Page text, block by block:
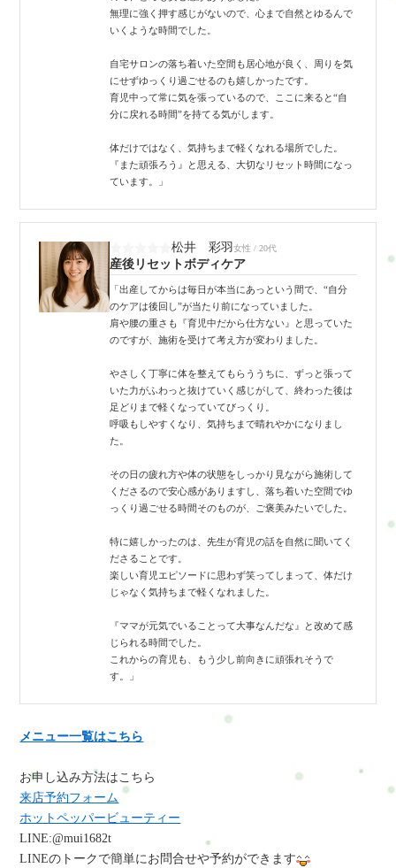
無理に強く押す感じがないので、心まで自然とゆるんで
いくような時間でした。
自宅サロンの落ち着いた空間も居心地が良く、周りを気
にせずゆっくり過ごせるのも嬉しかったです。
育児中って常に気を張っているので、ここに来ると“自
分に戻れる時間”を持てる気がします。
体だけではなく、気持ちまで軽くなれる場所でした。
『また頑張ろう』と思える、大切なリセット時間になっ
ています。」
松井 彩羽女性 / 20代
産後リセットボディケア
「出産してからは毎日が本当にあっという間で、“自分
のケアは後回し”が当たり前になっていました。
肩や腰の重さも『育児中だから仕方ない』と思っていた
のですが、施術を受けて考え方が変わりました。
やさしく丁寧に体を整えてもらううちに、ずっと張って
いた力がふわっと抜けていく感じがして、終わった後は
足どりまで軽くなっていてびっくり。
呼吸もしやすくなり、気持ちまで晴れやかになりまし
た。
その日の疲れ方や体の状態をしっかり見ながら施術して
くださるので安心感がありますし、落ち着いた空間でゆ
っくり過ごせる時間そのものが、ご褒美みたいでした。
特に嬉しかったのは、先生が育児の話を自然に聞いてく
ださることです。
楽しい育児エピソードに思わず笑ってしまって、体だけ
じゃなく気持ちまで軽くなれました。
『ママが元気でいることって大事なんだな』と改めて感
じられる時間でした。
これからの育児も、もう少し前向きに頑張れそうで
す。」
メニュー一覧はこちら
お申し込み方法はこちら
来店予約フォーム
ホットペッパービューティー
LINE:@mui1682t
LINEのトークで簡単にお問合せや予約ができます